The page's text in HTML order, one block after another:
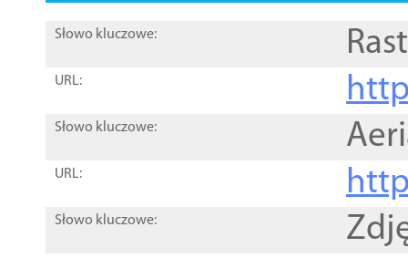
Słowo kluczowe:
URL:
Słowo kluczowe:
URL:
Słowo kluczowe: